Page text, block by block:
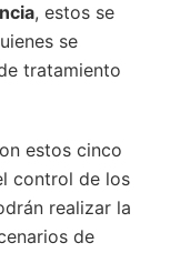
, estos se
se
tratamiento
estos cinco
control de los
realizar la
de